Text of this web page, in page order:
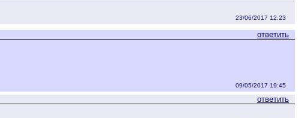
23/06/2017 12:23
ответить
09/05/2017 19:45
ответить